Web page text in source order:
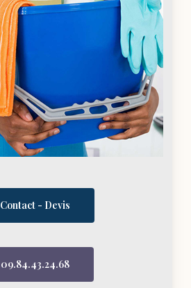
Contact - Devis
09.84.43.24.68